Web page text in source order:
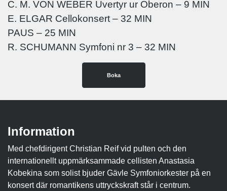
C. M. VON WEBER Uvertyr ur Oberon – 9 MIN
E. ELGAR Cellokonsert – 32 MIN
PAUS – 25 MIN
R. SCHUMANN Symfoni nr 3 – 32 MIN
Boka
Information
Med chefdirigent Christian Reif vid pulten och den
internationellt uppmärksammade cellisten Anastasia
Kobekina som solist bjuder Gävle Symfoniorkester på en
konsert där romantikens uttryckskraft står i centrum.